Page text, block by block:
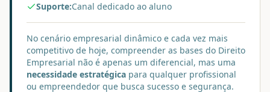
Suporte:Canal dedicado ao aluno
No cenário empresarial dinâmico e cada vez mais
competitivo de hoje, compreender as bases do Direito
Empresarial não é apenas um diferencial, mas uma
necessidade estratégica para qualquer profissional
ou empreendedor que busca sucesso e segurança.